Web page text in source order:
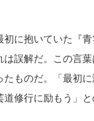
に抱いていた『
誤解だ。この言
ものだ。「最初
修行に励もう」と